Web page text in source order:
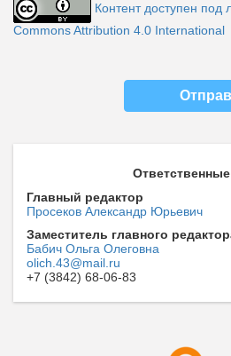
Контент доступен под
Commons Attribution 4.0 International
Главный редактор
Просеков Александр Юрьевич
Заместитель главного
Бабич Ольга Олеговна
olich.43@mail.ru
+7 (3842) 68-06-83